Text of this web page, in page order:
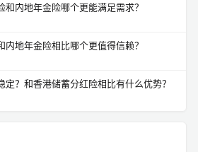
内地年金险哪个更能满足需求？
地年金险相比哪个更值得信赖？
定？和香港储蓄分红险相比有什么优势？